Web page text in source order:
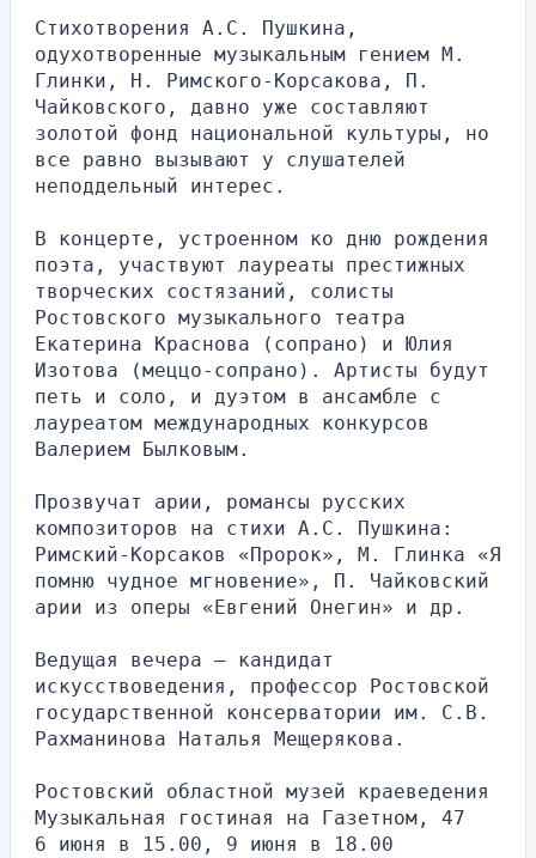
Стихотворения А.С. Пушкина,
одухотворенные музыкальным гением М.
Глинки, Н. Римского-Корсакова, П.
Чайковского, давно уже составляют
золотой фонд национальной культуры, но
все равно вызывают у слушателей
неподдельный интерес.
В концерте, устроенном ко дню рождения
поэта, участвуют лауреаты престижных
творческих состязаний, солисты
Ростовского музыкального театра
Екатерина Краснова (сопрано) и Юлия
Изотова (меццо-сопрано). Артисты будут
петь и соло, и дуэтом в ансамбле с
лауреатом международных конкурсов
Валерием Былковым.
Прозвучат арии, романсы русских
композиторов на стихи А.С. Пушкина:
Римский-Корсаков «Пророк», М. Глинка «Я
помню чудное мгновение», П. Чайковский
арии из оперы «Евгений Онегин» и др.
Ведущая вечера – кандидат
искусствоведения, профессор Ростовской
государственной консерватории им. С.В.
Рахманинова Наталья Мещерякова.
Ростовский областной музей краеведения
Музыкальная гостиная на Газетном, 47
6 июня в 15.00, 9 июня в 18.00